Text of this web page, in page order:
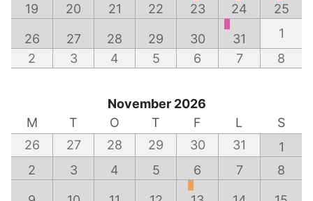
19 20 21 22 23 24 25
26 27 28 29 30 31
1
2
3 4 5 6 7 8
November 2026
M
T O T F L
S
26
27 28 29 30 31
1
2
3 4 5 6 7 8